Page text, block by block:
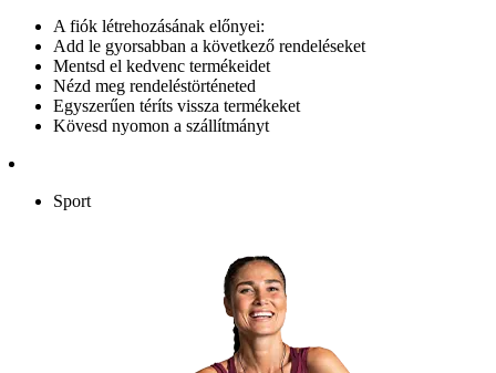
A fiók létrehozásának előnyei:
Add le gyorsabban a következő rendeléseket
Mentsd el kedvenc termékeidet
Nézd meg rendeléstörténeted
Egyszerűen téríts vissza termékeket
Kövesd nyomon a szállítmányt
Sport